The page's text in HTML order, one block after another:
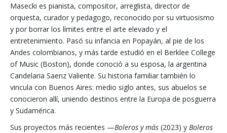
Masecki es pianista, compositor, arreglista, director de
orquesta, curador y pedagogo, reconocido por su virtuosismo
y por borrar los límites entre el arte elevado y el
entretenimiento. Pasó su infancia en Popayán, al pie de los
Andes colombianos, y más tarde estudió en el Berklee College
of Music (Boston), donde conoció a su esposa, la argentina
Candelaria Saenz Valiente. Su historia familiar también lo
vincula con Buenos Aires: medio siglo antes, sus abuelos se
conocieron allí, uniendo destinos entre la Europa de posguerra
y Sudamérica.
Sus proyectos más recientes —Boleros y más (2023) y Boleros